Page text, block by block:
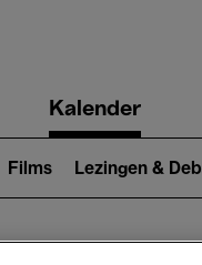
Kalender
Films Lezingen &